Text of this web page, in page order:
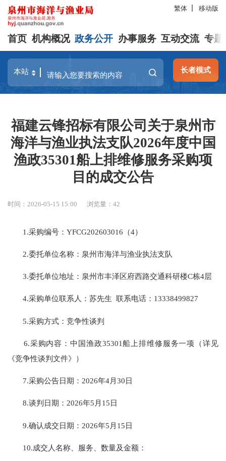
繁体 移动版
首页 机构概况 政务公开 办事服务 互动交流 专题
长者模式
福建云锋招标有限公司关于泉州市
海洋与渔业执法支队2026年度中国
渔政35301船上排维修服务采购项
目的成交公告
时间：2026-05-15 15:00 浏览量：42
1.采购编号：YFCG202603016（4）
2.委托单位名称：泉州市海洋与渔业执法支队
3.委托单位地址：泉州市丰泽区府西路交通科研楼C栋4层
4.采购单位联系人：苏先生 联系电话：13338499827
5.采购方式：竞争性谈判
6.采购内容：中国渔政35301船上排维修服务一项（详见
《竞争性谈判文件》）
7.采购公告日期：2026年4月30日
8.谈判日期：2026年5月15日
9.确认成交日期：2026年5月15日
10.成交人名称、服务、数量及金额：